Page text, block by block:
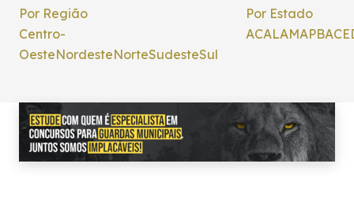
Por Região
Centro-
OesteNordesteNorteSudesteSul
Por Estado
ACALAMAPBACE